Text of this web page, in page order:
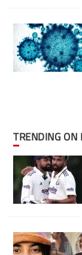
TRENDING